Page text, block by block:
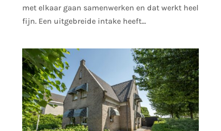
met elkaar gaan samenwerken en dat werkt heel
fijn. Een uitgebreide intake heeft...